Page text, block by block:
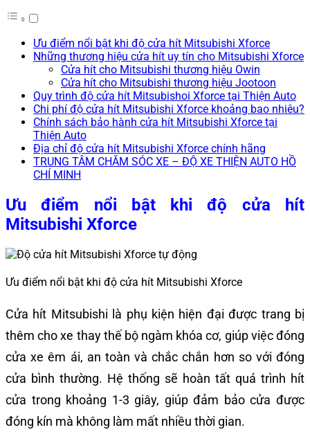
Ưu điểm nổi bật khi độ cửa hít Mitsubishi Xforce
Những thương hiệu cửa hít uy tín cho Mitsubishi Xforce
Cửa hít cho Mitsubishi thương hiệu Owin
Cửa hít cho Mitsubishi thương hiệu Jootoon
Quy trình độ cửa hít Mitsubishoi Xforce tại Thiện Auto
Chi phí độ cửa hít Mitsubishi Xforce khoảng bao nhiêu?
Chính sách bảo hành cửa hít Mitsubishi Xforce tại
Thiện Auto
Địa chỉ độ cửa hít Mitsubishi Xforce chính hãng
TRUNG TÂM CHĂM SÓC XE – ĐỘ XE THIỆN AUTO HỒ
CHÍ MINH
Ưu điểm nổi bật khi độ cửa hít
Mitsubishi Xforce
Ưu điểm nổi bật khi độ cửa hít Mitsubishi Xforce
Cửa hít Mitsubishi là phụ kiện hiện đại được trang bị
thêm cho xe thay thế bộ ngàm khóa cơ, giúp việc đóng
cửa xe êm ái, an toàn và chắc chắn hơn so với đóng
cửa bình thường. Hệ thống sẽ hoàn tất quá trình hít
cửa trong khoảng 1-3 giây, giúp đảm bảo cửa được
đóng kín mà không làm mất nhiều thời gian.